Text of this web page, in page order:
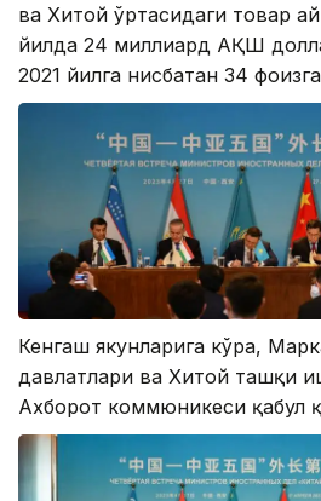
ва Хитой ўртасидаги товар
йилда 24 миллиард АҚШ
2021 йилга нисбатан 34
Кенгаш якунларига кўра,
давлатлари ва Хитой ташқи
Ахборот коммюникеси қабул